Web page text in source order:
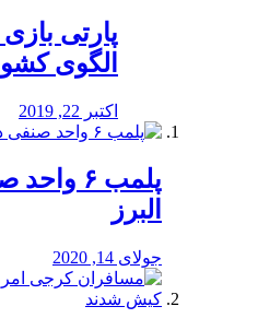
پارتی
الگوی
اکتبر 22, 2019
پلمب ۶
البرز
جولای 14, 2020